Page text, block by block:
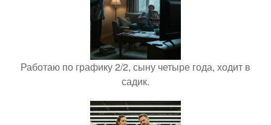
Работаю по графику 2/2, сыну четыре года, ходит в
садик.